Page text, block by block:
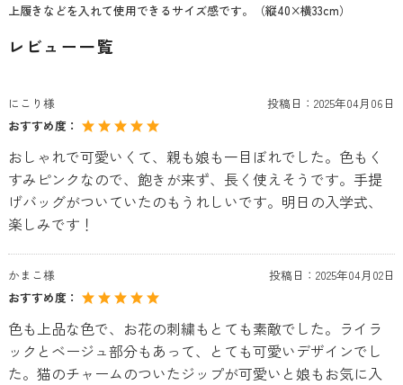
上履きなどを入れて使用できるサイズ感です。（縦40×横33cm）
レビュー一覧
にこり様 投稿日： 2025年04月06日
おすすめ度：
おしゃれで可愛いくて、親も娘も一目ぼれでした。色もく
すみピンクなので、飽きが来ず、長く使えそうです。手提
げバッグがついていたのもうれしいです。明日の入学式、
楽しみです！
かまこ様 投稿日： 2025年04月02日
おすすめ度：
色も上品な色で、お花の刺繍もとても素敵でした。ライラ
ックとベージュ部分もあって、とても可愛いデザインでし
た。猫のチャームのついたジップが可愛いと娘もお気に入